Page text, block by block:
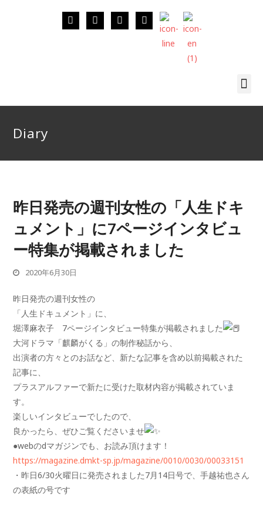
Diary
昨日発売の週刊女性の「人生ドキ
ュメント」に7ページインタビュ
ー特集が掲載されました
2020年6月30日
昨日発売の週刊女性の
「人生ドキュメント」に、
堀澤麻衣子 7ページインタビュー特集が掲載されました
大河ドラマ「麒麟がくる」の制作秘話から、
出演者の方々とのお話など、新たな記事を含め以前掲載された
記事に、
プラスアルファーで新たに受けた取材内容が掲載されていま
す。
楽しいインタビューでしたので、
良かったら、ぜひご覧くださいませ
●webのdマガジンでも、お読み頂けます！
https://magazine.dmkt-sp.jp/magazine/0010/0030/00033151
・昨日6/30火曜日に発売されました7月14日号で、手越祐也さん
の表紙の号です